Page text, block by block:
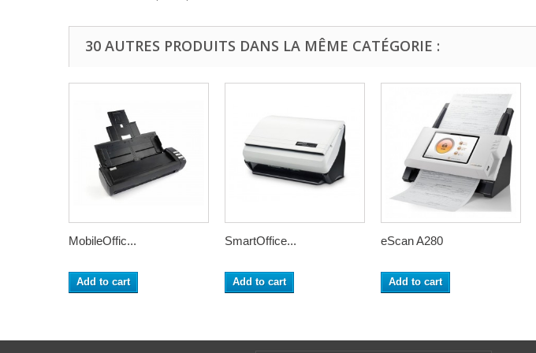
30 AUTRES PRODUITS DANS LA MÊME CATÉGORIE :
MobileOffic...
Add to cart
SmartOffice...
Add to cart
eScan A280
Add to cart